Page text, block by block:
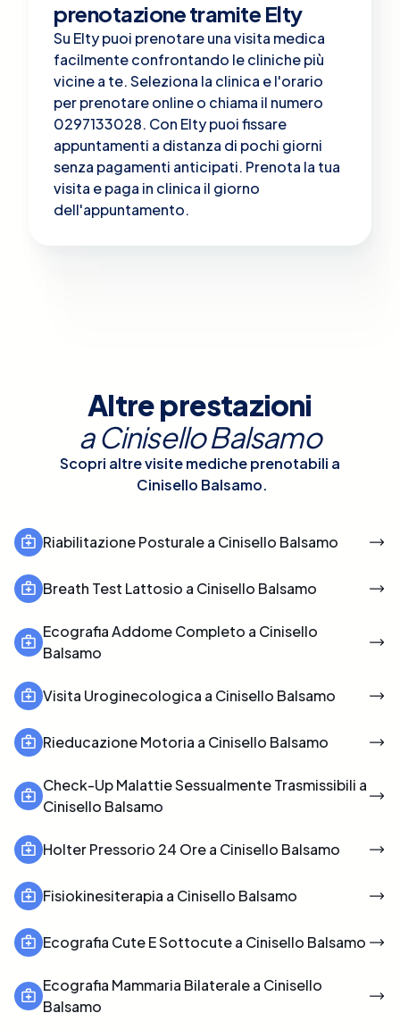
prenotazione tramite Elty
Su Elty puoi prenotare una visita medica
facilmente confrontando le cliniche più
vicine a te. Seleziona la clinica e l'orario
per prenotare online o chiama il numero
0297133028. Con Elty puoi fissare
appuntamenti a distanza di pochi giorni
senza pagamenti anticipati. Prenota la tua
visita e paga in clinica il giorno
dell'appuntamento.
Altre prestazioni
aCinisello Balsamo
Scopri altre visite mediche prenotabili a
Cinisello Balsamo.
Riabilitazione Posturale a Cinisello Balsamo
Breath Test Lattosio a Cinisello Balsamo
Ecografia Addome Completo a Cinisello
Balsamo
Visita Uroginecologica a Cinisello Balsamo
Rieducazione Motoria a Cinisello Balsamo
Check-Up Malattie Sessualmente Trasmissibili a
Cinisello Balsamo
Holter Pressorio 24 Ore a Cinisello Balsamo
Fisiokinesiterapia a Cinisello Balsamo
Ecografia Cute E Sottocute a Cinisello Balsamo
Ecografia Mammaria Bilaterale a Cinisello
Balsamo